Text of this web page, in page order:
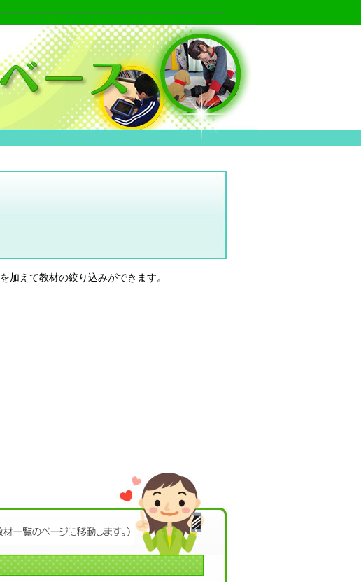
えて教材の絞り込みができます。